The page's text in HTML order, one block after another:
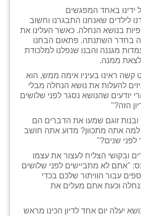
ידינו באחד המפגשים
לילדים שאנחנו התבגרנו וחשוב
בנושא הנחלה. כאשר העלינו את
בחדר השתנתה. פתאום הבחנו
מגננה והבנו שנפלנו למלכודת
לצאת ממנה.
קשה ראינו בעיניו אימה ממש, הוא
להעלות את נושא הנחלה מבלי
יודעים שהנושא נסגר לפני שלושים
הזה?"
ובנות זוגם שמעו את הדברים הם
למה אתה מתכוון? מדוע אתה חושב
שנים?"
ובקושי הצליח לעצור את עצמו
"אתם לא מתביישים לפני שלושים
עבור הוויתור שלכם בכדי
וכעת אתם מעלים את
יעלה יום אחד לדיון הכינו מראש